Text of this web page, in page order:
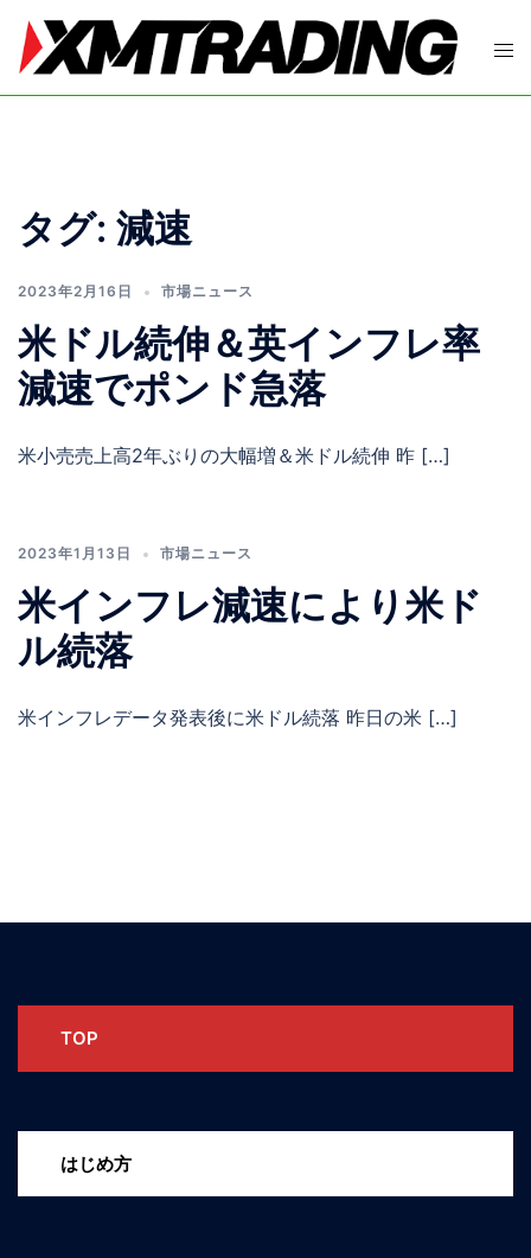
ト
タグ: 減速
2023年2月16日 市場ニュース
米ドル続伸＆英インフレ率
減速でポンド急落
米小売売上高2年ぶりの大幅増＆米ドル続伸 昨 […]
2023年1月13日 市場ニュース
米インフレ減速により米ド
ル続落
米インフレデータ発表後に米ドル続落 昨日の米 […]
TOP
はじめ方